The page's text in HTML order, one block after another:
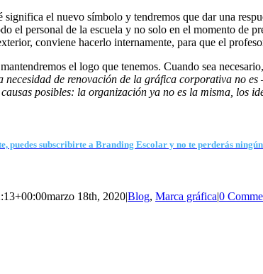
significa el nuevo símbolo y tendremos que dar una
el personal de la escuela y no solo en el momento de
conviene hacerlo internamente, para que el
el logo que tenemos. Cuando sea
necesidad de renovación de la gráfica corporativa no
posibles: la organización ya no es la misma, los
puedes subscribirte a Branding Escolar y no te perderás
marzo 18th, 2020|Blog, Marca gráfica|0